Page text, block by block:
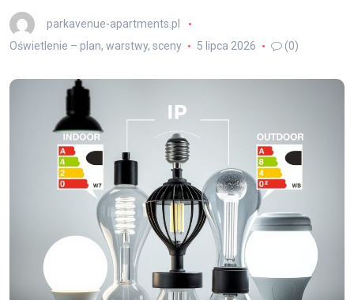
parkavenue-apartments.pl
Oświetlenie – plan, warstwy, sceny
5 lipca 2026 (0)